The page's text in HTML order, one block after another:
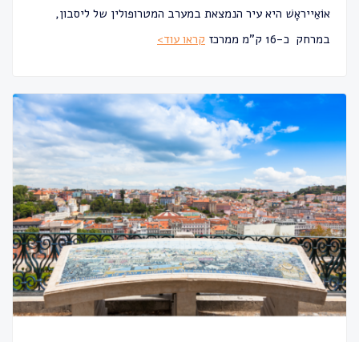
אוֹאַייראָשׁ היא עיר הנמצאת במערב המטרופולין של ליסבון,
במרחק כ-16 ק"מ ממרכז
קראו עוד>